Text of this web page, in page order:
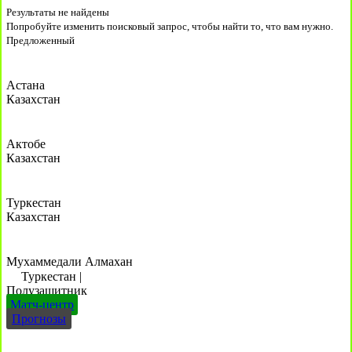
Результаты не найдены
Попробуйте изменить поисковый запрос, чтобы найти то, что вам нужно.
Предложенный
Астана
Казахстан
Актобе
Казахстан
Туркестан
Казахстан
Мухаммедали Алмахан
Туркестан |
Полузащитник
Матч-центр
Прогнозы